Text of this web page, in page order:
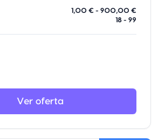
1,00 € - 900,00 €
18 - 99
Ver oferta